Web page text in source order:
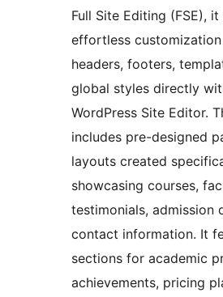
Full Site Editing (FSE),
effortless
headers, footers,
global styles directly
WordPress Site Editor.
includes pre-designed
layouts created
showcasing courses,
testimonials, admission
contact information. It
sections for academic
achievements, pricing